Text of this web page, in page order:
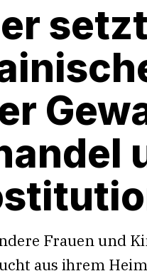
Frauen und
aus ihrem